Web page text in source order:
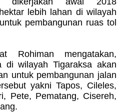
lebih lahan di wilayah
pembangunan ruas tol
Rohiman mengatakan,
di wilayah Tigaraksa akan
untuk pembangunan jalan
yakni Tapos, Cileles,
Pete, Pematang, Cisereh,